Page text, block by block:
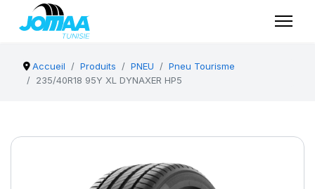
Accueil Produits PNEU
Pneu Tourisme
235/40R18 95Y XL DYNAXER HP5